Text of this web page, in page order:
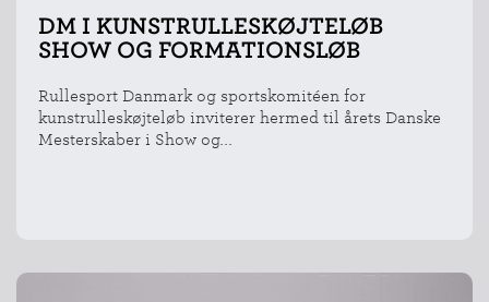
DM I KUNSTRULLESKØJTELØB
SHOW OG FORMATIONSLØB
Rullesport Danmark og sportskomitéen for
kunstrulleskøjteløb inviterer hermed til årets Danske
Mesterskaber i Show og...